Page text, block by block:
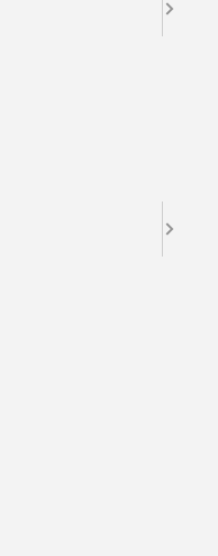
von voraussichtlich
Micro BHKW L 4.12 auf der
Der Verkaufsstart
ist montagefreundlich, hat
wie die Entwickler
Leistung beträgt
AG hat das Gerät
Kirsch, das auf
ist, entwickelt das
sucht Vertriebspartner aus
00 · Telefax (06 51) 9 66 04